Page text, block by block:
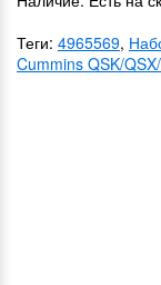
Теги: 4965569,
Cummins QSK/